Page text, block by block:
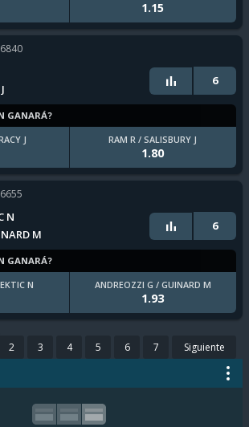
1.15
6
GANARÁ?
J
RAM R / SALISBURY J
1.80
N
M
6
GANARÁ?
N
ANDREOZZI G / GUINARD M
1.93
2 3 4 5 6 7 Siguiente